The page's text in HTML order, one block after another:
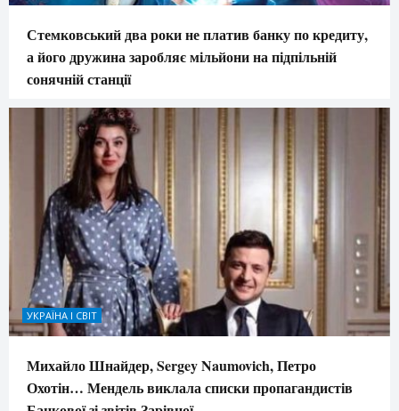
Стемковський два роки не платив банку по кредиту,
а його дружина заробляє мільйони на підпільній
сонячній станції
УКРАЇНА І СВІТ
Михайло Шнайдер, Sergey Naumovich, Петро
Охотін… Мендель виклала списки пропагандистів